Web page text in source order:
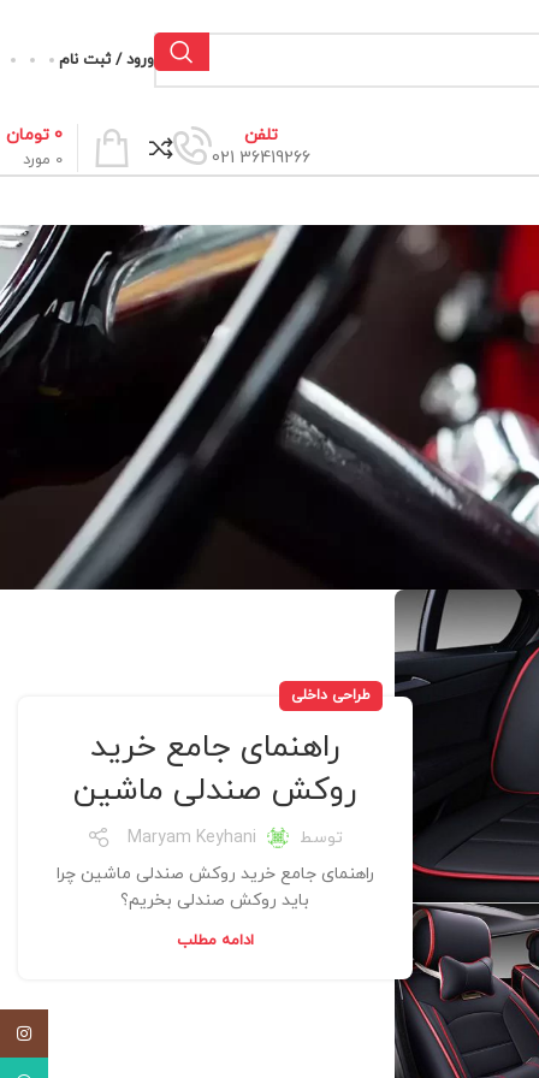
ورود / ثبت نام
تلفن
36419266 021
0 مورد
0 تومان
طراحی داخلی
راهنمای جامع خرید
روکش صندلی ماشین
توسط
Maryam Keyhani
راهنمای جامع خرید روکش صندلی ماشین چرا
باید روکش صندلی بخریم؟
ادامه مطلب